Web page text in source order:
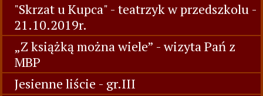
"Skrzat u Kupca" - teatrzyk w przedszkolu -
21.10.2019r.
„Z książką można wiele” - wizyta Pań z
MBP
Jesienne liście - gr.III